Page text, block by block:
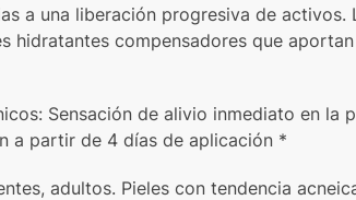
a una liberación progresiva de
hidratantes compensadores que
Sensación de alivio inmediato en
a partir de 4 días de aplicación *
adultos. Pieles con tendencia